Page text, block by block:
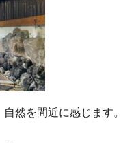
然を間近に感じます。